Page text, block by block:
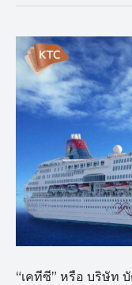
“เคทีซี” หรือ บริษัท